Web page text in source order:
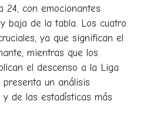
24, con emocionantes
baja de la tabla. Los cuatro
ya que significan el
mientras que los
el descenso a la Liga
presenta un análisis
de las estadísticas más